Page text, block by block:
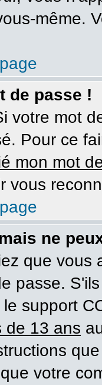
même.
de passe !
votre mot
Pour ce
mon mot
vous
ne
que
passe.
support
de 13 ans
votre